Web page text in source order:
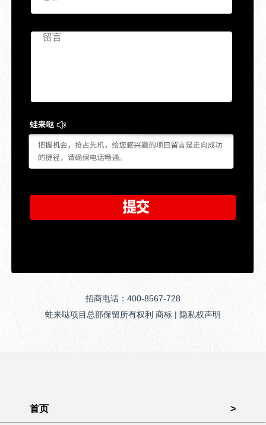
招商电话：400-8567-728
蛙来哒项目总部保留所有权利 商标 | 隐私权声明
首页 >